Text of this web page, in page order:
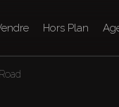
Hors Plan